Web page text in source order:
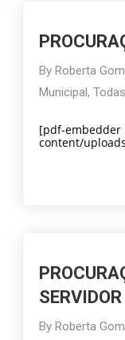
ByRoberta
Municipal,Todas
[pdf-embedder
content/
SERVIDOR
ByRoberta